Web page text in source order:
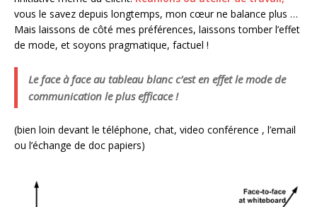
vous le savez depuis longtemps, mon cœur ne balance plus …
Mais laissons de côté mes préférences, laissons tomber l’effet
de mode, et soyons pragmatique, factuel !
Le face à face au tableau blanc c’est en effet le mode de
communication le plus efficace !
(bien loin devant le téléphone, chat, video conférence , l’email
ou l’échange de doc papiers)